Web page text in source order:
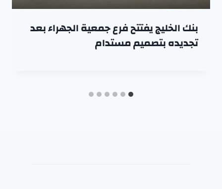
بنك الخليج يفتتح فرع جمعية الجهراء بعد
تجديده بتصميم مستدام